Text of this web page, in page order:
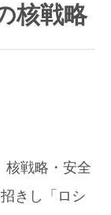
核戦略
核戦略・安全
きし「ロシ